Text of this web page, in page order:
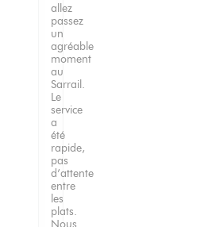
allez
passez
un
agréable
moment
au
Sarrail.
Le
service
a
été
rapide,
pas
d’attente
entre
les
plats.
Nous